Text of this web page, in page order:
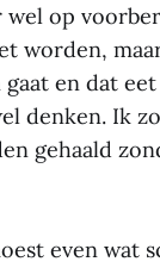
op
worden,
gaat en dat
denken. Ik
gehaald
even wat